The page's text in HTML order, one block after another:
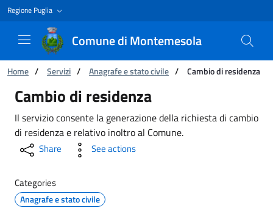
Regione Puglia
Comune di Montemesola
You are:
Home / Servizi / Anagrafe e stato civile / Cambio di residenza
Cambio di residenza
Cambio di residenza
Il servizio consente la generazione della richiesta di cambio
di residenza e relativo inoltro al Comune.
Share See actions
Categories
Anagrafe e stato civile